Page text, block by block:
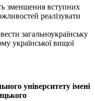
зменшення вступних
реалізувати
загальноукраїнську
української вищої
університету імені